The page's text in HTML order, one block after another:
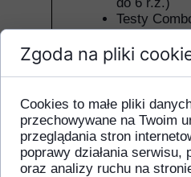
Testy
antygenowy
wykrywania
Zgoda na pliki
Cookies to małe pliki
przechowywane na Twoim
przeglądania stron
poprawy działania serwisu,
oraz analizy ruchu na